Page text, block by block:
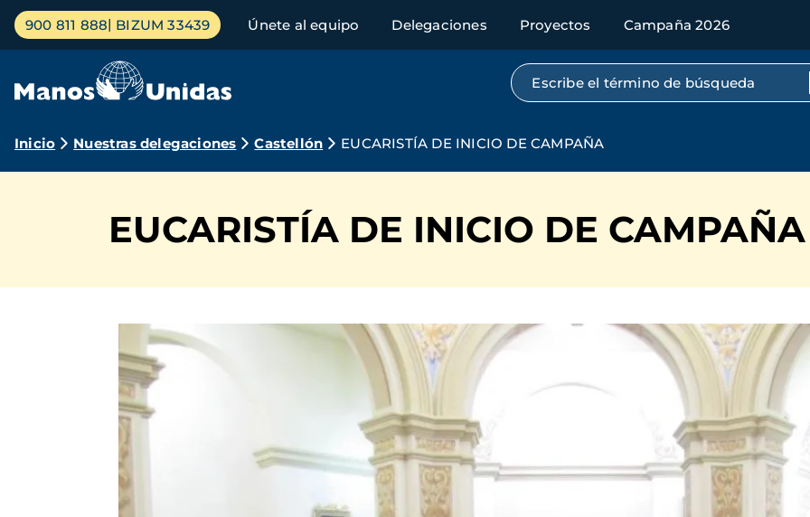
Pasar
contenido
Menú
principal
900 811 888 BIZUM 33439 Únete al equipo Delegaciones Proyectos Campaña 2026
Búsqueda por texto completo
Ruta
navegación
Inicio Nuestras delegaciones Castellón EUCARISTÍA DE INICIO DE CAMPAÑA
EUCARISTÍA DE INICIO DE CAMPAÑA